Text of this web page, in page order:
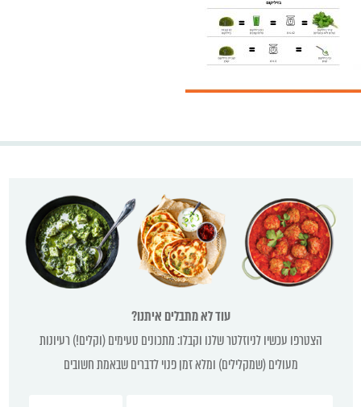
עוד לא מתבלים איתנו?
הצטרפו עכשיו לניוזלטר שלנו וקבלו: מתכונים טעימים (וקלים!) רעיונות
מעולים (שמקלילים) ומלא זמן פנוי לדברים שבאמת חשובים